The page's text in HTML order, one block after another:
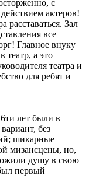
с
актеров!
расставаться. Зал
все
Главное внуку
театр, а это
театра и
для ребят и
лет были в
без
шикарные
мизансцены, но,
душу в свою
первый